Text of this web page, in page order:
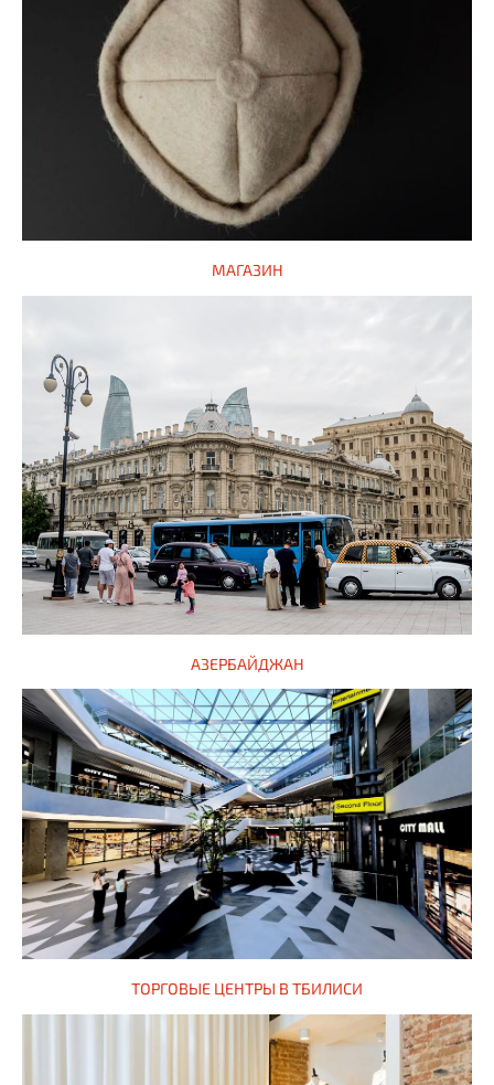
МАГАЗИН
АЗЕРБАЙДЖАН
ТОРГОВЫЕ ЦЕНТРЫ В ТБИЛИСИ